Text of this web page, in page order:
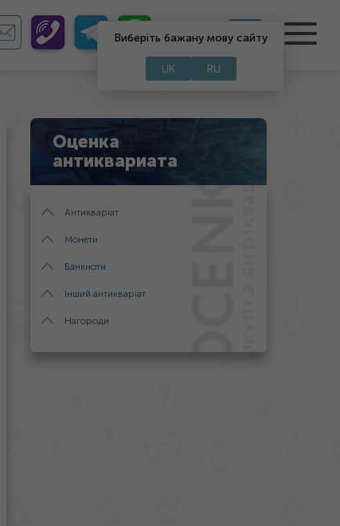
UA
Виберіть бажану мову сайту
UK RU
Оценка
антиквариата
Антикваріат
Монети
Банкноти
Інший антикваріат
Нагороди